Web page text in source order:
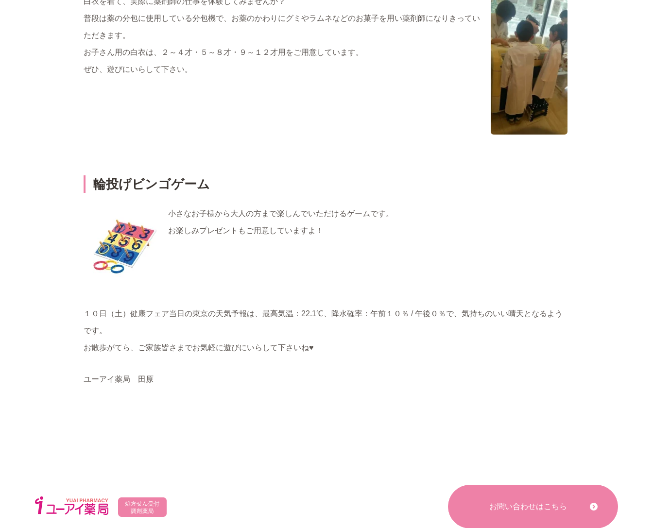
普段は薬の分包に使用している分包機で、お薬のかわりにグミやラムネなどのお菓子を用い薬剤師になりきってい
ただきます。
お子さん用の白衣は、２～４才・５～８才・９～１２才用をご用意しています。
ぜひ、遊びにいらして下さい。
輪投げビンゴゲーム
小さなお子様から大人の方まで楽しんでいただけるゲームです。
お楽しみプレゼントもご用意していますよ！
１０日（土）健康フェア当日の東京の天気予報は、最高気温：22.1℃、降水確率：午前１０％ / 午後０％で、気持ちのいい晴天となるよう
です。
お散歩がてら、ご家族皆さまでお気軽に遊びにいらして下さいね♥
ユーアイ薬局 田原
お問い合わせはこちら